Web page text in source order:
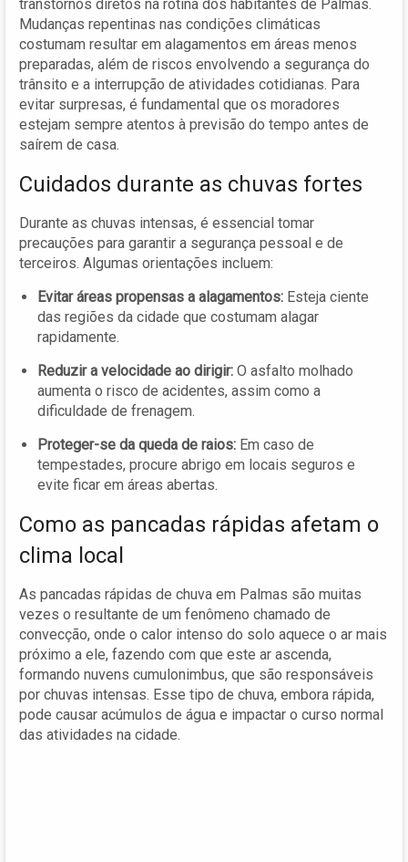
transtornos diretos na rotina dos habitantes de Palmas.
Mudanças repentinas nas condições climáticas
costumam resultar em alagamentos em áreas menos
preparadas, além de riscos envolvendo a segurança do
trânsito e a interrupção de atividades cotidianas. Para
evitar surpresas, é fundamental que os moradores
estejam sempre atentos à previsão do tempo antes de
saírem de casa.
Cuidados durante as chuvas fortes
Durante as chuvas intensas, é essencial tomar
precauções para garantir a segurança pessoal e de
terceiros. Algumas orientações incluem:
Evitar áreas propensas a alagamentos: Esteja ciente
das regiões da cidade que costumam alagar
rapidamente.
Reduzir a velocidade ao dirigir: O asfalto molhado
aumenta o risco de acidentes, assim como a
dificuldade de frenagem.
Proteger-se da queda de raios: Em caso de
tempestades, procure abrigo em locais seguros e
evite ficar em áreas abertas.
Como as pancadas rápidas afetam o
clima local
As pancadas rápidas de chuva em Palmas são muitas
vezes o resultante de um fenômeno chamado de
convecção, onde o calor intenso do solo aquece o ar mais
próximo a ele, fazendo com que este ar ascenda,
formando nuvens cumulonimbus, que são responsáveis
por chuvas intensas. Esse tipo de chuva, embora rápida,
pode causar acúmulos de água e impactar o curso normal
das atividades na cidade.